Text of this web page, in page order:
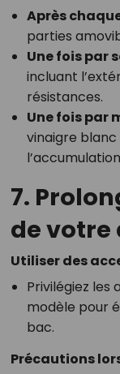
Après
parties
Une fois par
incluant
résistances.
Une fois par
vinaigre
7.
de votre
Utiliser des
Privilégiez
modèle pour
bac.
Précautions